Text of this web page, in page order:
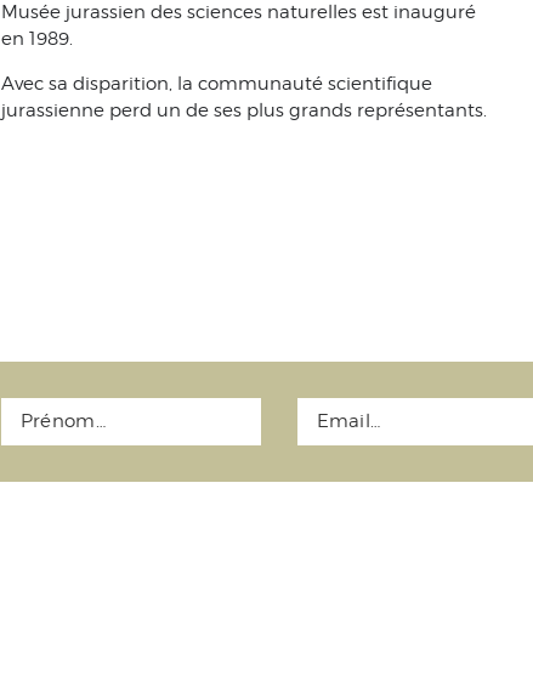
Musée jurassien des sciences naturelles est inauguré
en 1989.
Avec sa disparition, la communauté scientifique
jurassienne perd un de ses plus grands représentants.